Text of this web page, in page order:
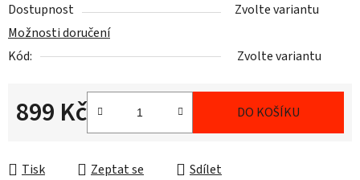
Dostupnost
Zvolte variantu
Možnosti doručení
Kód:
Zvolte variantu
899 Kč DO KOŠÍKU
Tisk Zeptat se Sdílet